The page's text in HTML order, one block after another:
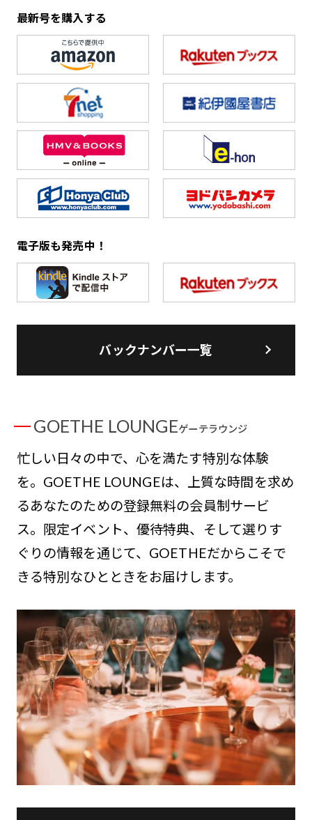
最新号を購入する
電子版も発売中！
バックナンバー一覧
GOETHE LOUNGEゲーテラウンジ
忙しい日々の中で、心を満たす特別な体験
を。GOETHE LOUNGEは、上質な時間を求め
るあなたのための登録無料の会員制サービ
ス。限定イベント、優待特典、そして選りす
ぐりの情報を通じて、GOETHEだからこそで
きる特別なひとときをお届けします。